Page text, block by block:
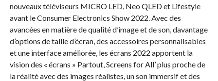
nouveaux téléviseurs MICRO LED, Neo QLED et Lifestyle
avant le Consumer Electronics Show 2022. Avec des
avancées en matière de qualité d’image et de son, davantage
d’options de taille d’écran, des accessoires personnalisables
et une interface améliorée, les écrans 2022 apportent la
vision des « écrans » Partout, Screens for All’ plus proche de
la réalité avec des images réalistes, un son immersif et des